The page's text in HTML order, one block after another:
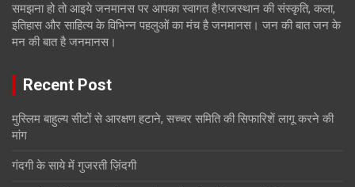
समझना हो तो आइये जनमानस पर आपका स्वागत है!राजस्थान की संस्कृति, कला,
इतिहास और साहित्य के विभिन्न पहलुओं का मंच है जनमानस। जन की बात जन के
मन की बात है जनमानस।
Recent Post
मुस्लिम बाहुल्य सीटों से आरक्षण हटाने, सच्चर समिति की सिफारिशें लागू करने की
मांग
गंदगी के साये में गुजरती ज़िंदगी